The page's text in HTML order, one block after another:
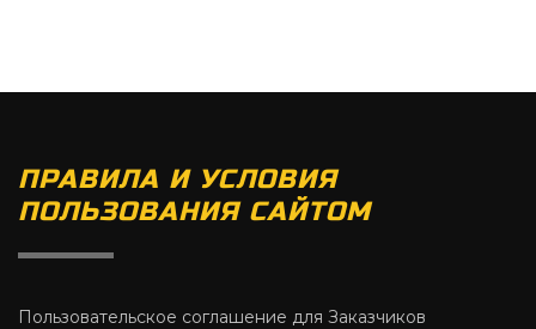
ПРАВИЛА И УСЛОВИЯ
ПОЛЬЗОВАНИЯ САЙТОМ
Пользовательское соглашение для Заказчиков